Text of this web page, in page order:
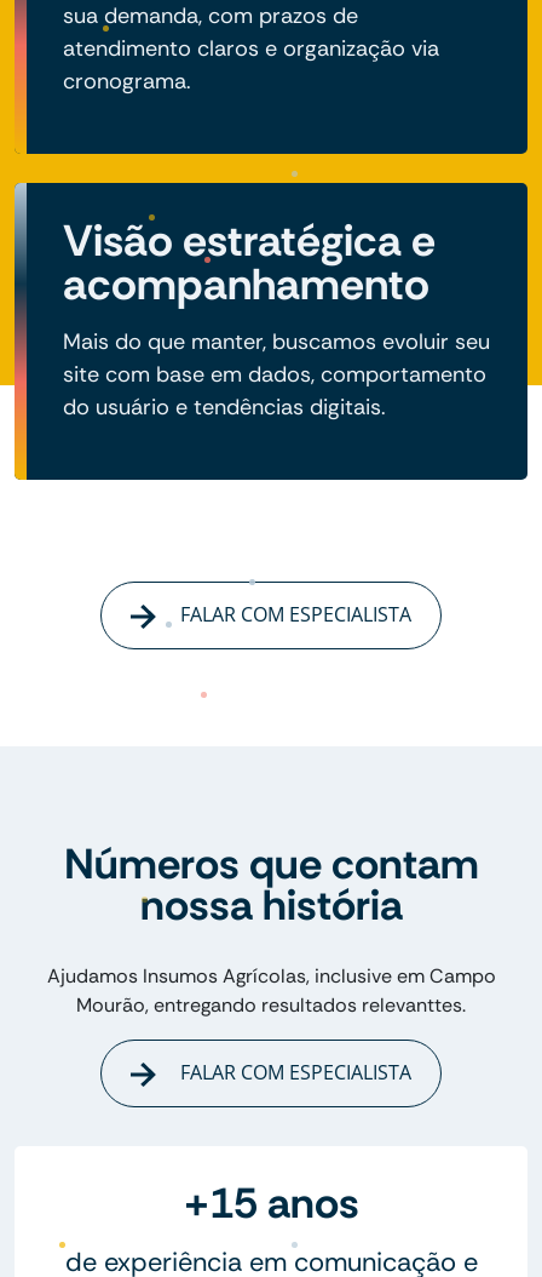
sua demanda, com prazos de
atendimento claros e organização via
cronograma.
Visão estratégica e
acompanhamento
Mais do que manter, buscamos evoluir seu
site com base em dados, comportamento
do usuário e tendências digitais.
FALAR COM ESPECIALISTA
Números que contam
nossa história
Ajudamos Insumos Agrícolas, inclusive em Campo
Mourão, entregando resultados relevanttes.
FALAR COM ESPECIALISTA
+15 anos
de experiência em comunicação e